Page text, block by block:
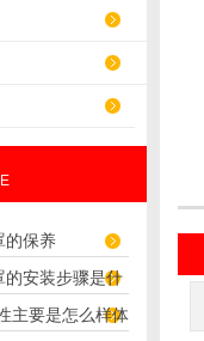
的保养
的安装步骤是什
主要是怎么样体